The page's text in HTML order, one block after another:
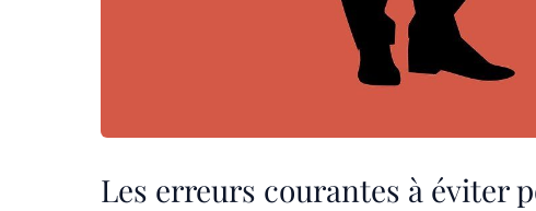
Les erreurs courantes à éviter